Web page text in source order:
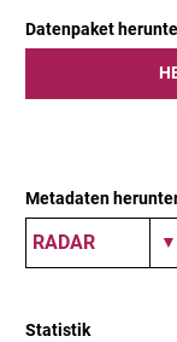
Datenpaket
Metadaten
Statistik